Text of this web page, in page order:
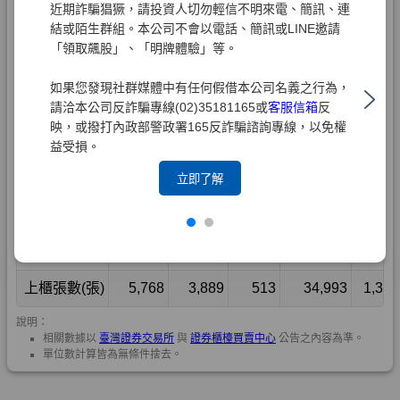
近期詐騙猖獗，請投資人切勿輕信不明來電、簡訊、連
結或陌生群組。本公司不會以電話、簡訊或LINE邀請
「領取飆股」、「明牌體驗」等。
如果您發現社群媒體中有任何假借本公司名義之行為，
請洽本公司反詐騙專線(02)35181165或客服信箱反
映，或撥打內政部警政署165反詐騙諮詢專線，以免權
益受損。
立即了解